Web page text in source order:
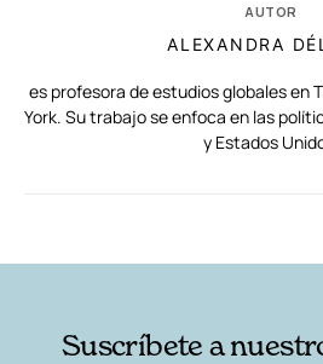
AUTOR
ALEXANDRA
es profesora de estudios globales en
York. Su trabajo se enfoca en las
y Estados
Suscríbete a